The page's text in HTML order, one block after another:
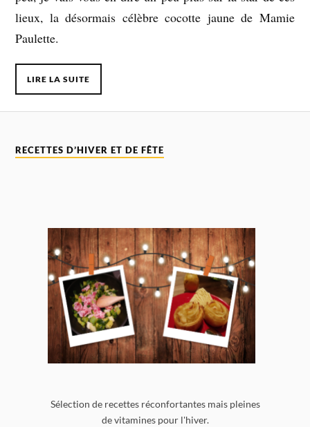
lieux, la désormais célèbre cocotte jaune de Mamie
Paulette.
LIRE LA SUITE
RECETTES D’HIVER ET DE FÊTE
Sélection de recettes réconfortantes mais pleines
de vitamines pour l'hiver.